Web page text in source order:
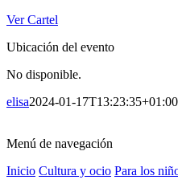
Ver Cartel
Ubicación del evento
No disponible.
elisa2024-01-17T13:23:35+01:00
Menú de navegación
Inicio Cultura y ocio Para los